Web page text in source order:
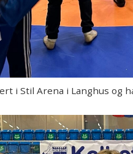
i Stil Arena i Langhus og